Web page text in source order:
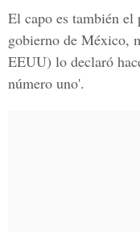
El capo es también
gobierno de México,
EEUU) lo declaró
número uno'.